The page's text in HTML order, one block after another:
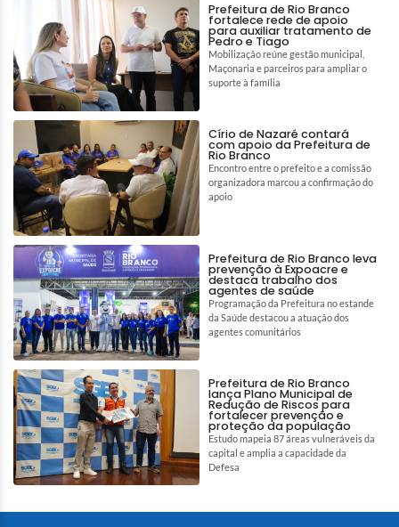
Prefeitura de Rio Branco
fortalece rede de apoio
para auxiliar tratamento de
Pedro e Tiago
Mobilização reúne gestão municipal,
Maçonaria e parceiros para ampliar o
suporte à família
Círio de Nazaré contará
com apoio da Prefeitura de
Rio Branco
Encontro entre o prefeito e a comissão
organizadora marcou a confirmação do
apoio
Prefeitura de Rio Branco leva
prevenção à Expoacre e
destaca trabalho dos
agentes de saúde
Programação da Prefeitura no estande
da Saúde destacou a atuação dos
agentes comunitários
Prefeitura de Rio Branco
lança Plano Municipal de
Redução de Riscos para
fortalecer prevenção e
proteção da população
Estudo mapeia 87 áreas vulneráveis da
capital e amplia a capacidade da
Defesa